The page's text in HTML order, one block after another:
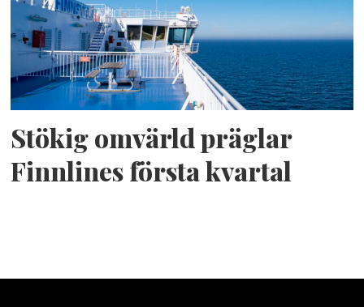
Stökig omvärld präglar
Finnlines första kvartal